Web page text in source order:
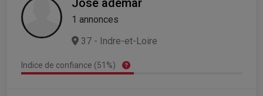
Jose ademar
1 annonces
37 - Indre-et-Loire
Indice de confiance (51%)